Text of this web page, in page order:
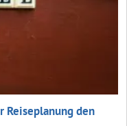
Reiseplanung den